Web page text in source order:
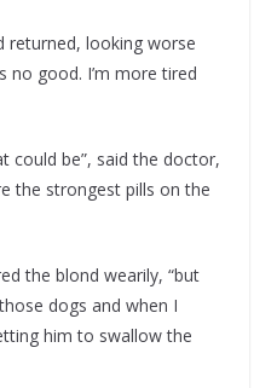
returned, looking worse
no good. I’m more tired
could be”, said the doctor,
the strongest pills on the
the blond wearily, “but
dogs and when I
him to swallow the